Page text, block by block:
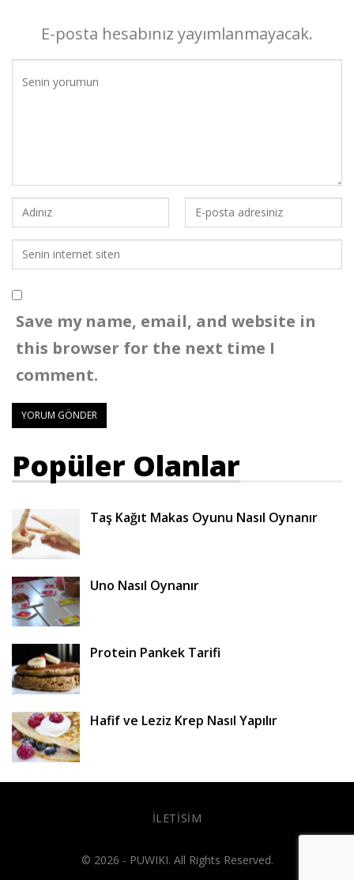
E-posta hesabınız yayımlanmayacak.
Save my name, email, and website in
this browser for the next time I
comment.
Popüler Olanlar
Taş Kağıt Makas Oyunu Nasıl Oynanır
Uno Nasıl Oynanır
Protein Pankek Tarifi
Hafif ve Leziz Krep Nasıl Yapılır
İLETISIM
© 2026 - PUWIKI. All Rights Reserved.